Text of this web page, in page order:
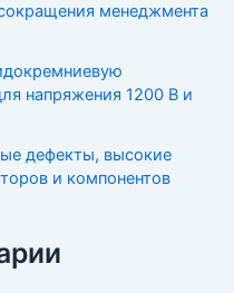
менеджмента
напряжения 1200 В и
дефекты, высокие
и компонентов